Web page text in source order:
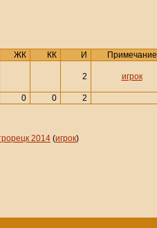
ЖК КК И
Примечание
2 игрок
0 0 2
2014 (игрок)